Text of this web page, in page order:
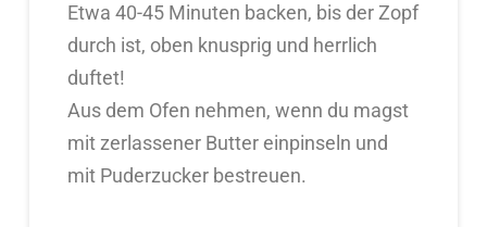
Etwa 40-45 Minuten backen, bis der Zopf
durch ist, oben knusprig und herrlich
duftet!
Aus dem Ofen nehmen, wenn du magst
mit zerlassener Butter einpinseln und
mit Puderzucker bestreuen.